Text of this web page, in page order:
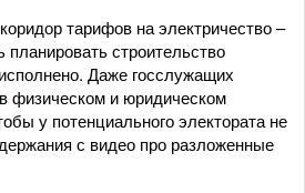
тарифов на электричество –
планировать строительство
Даже госслужащих
физическом и юридическом
у потенциального электората не
с видео про разложенные